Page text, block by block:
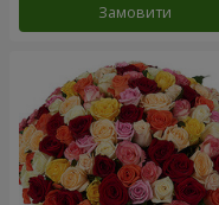
Замовити